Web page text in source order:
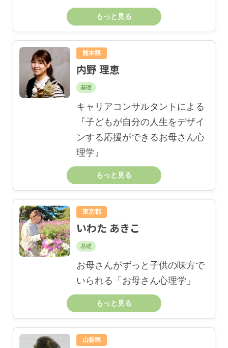
もっと見る
熊本県
内野 理恵
基礎
キャリアコンサルタントによる
『子どもが自分の人生をデザイ
ンする応援ができるお母さん心
理学』
もっと見る
東京都
いわた あきこ
基礎
お母さんがずっと子供の味方で
いられる「お母さん心理学」
もっと見る
山梨県